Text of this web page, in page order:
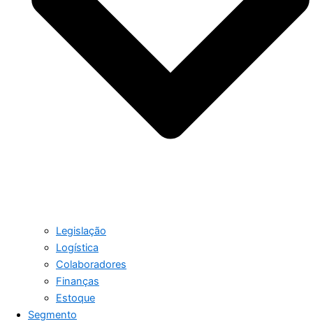
Legislação
Logística
Colaboradores
Finanças
Estoque
Segmento